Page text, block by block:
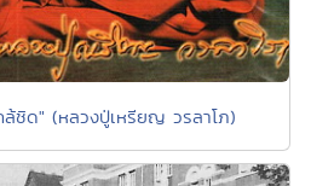
ชิด" (หลวงปู่เหรียญ วรลาโภ)